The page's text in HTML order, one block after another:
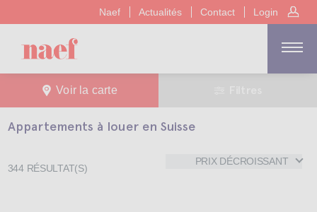
Naef Actualités Contact Login
Voir la carte
Appartements à louer en Suisse
344RÉSULTAT(S)
PRIX DÉCROISSANT